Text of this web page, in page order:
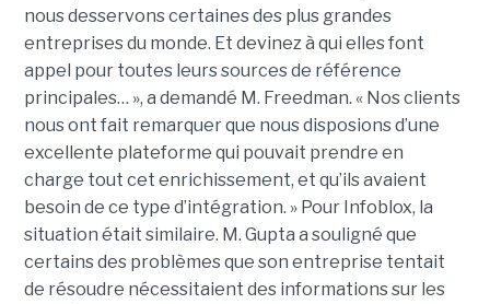
nous desservons certaines des plus grandes
entreprises du monde. Et devinez à qui elles font
appel pour toutes leurs sources de référence
principales… », a demandé M. Freedman. « Nos clients
nous ont fait remarquer que nous disposions d’une
excellente plateforme qui pouvait prendre en
charge tout cet enrichissement, et qu’ils avaient
besoin de ce type d’intégration. » Pour Infoblox, la
situation était similaire. M. Gupta a souligné que
certains des problèmes que son entreprise tentait
de résoudre nécessitaient des informations sur les